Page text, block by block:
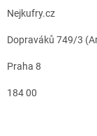
Nejkufry.cz
Dopraváků 749/3
Praha 8
184 00